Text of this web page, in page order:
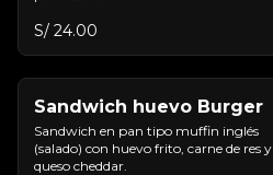
S/ 24.00
Sandwich huevo Burger
Sandwich en pan tipo muffin inglés
(salado) con huevo frito, carne de res y
queso cheddar.